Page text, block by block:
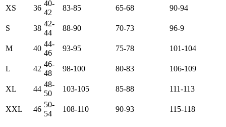
XS 36
40-
42
83-85 65-68 90-94
S 38
42-
44
88-90 70-73 96-9
M 40
44-
46
93-95 75-78 101-104
L 42
46-
48
98-100 80-83 106-109
XL 44
48-
50
103-105 85-88 111-113
XXL 46
50-
54
108-110 90-93 115-118